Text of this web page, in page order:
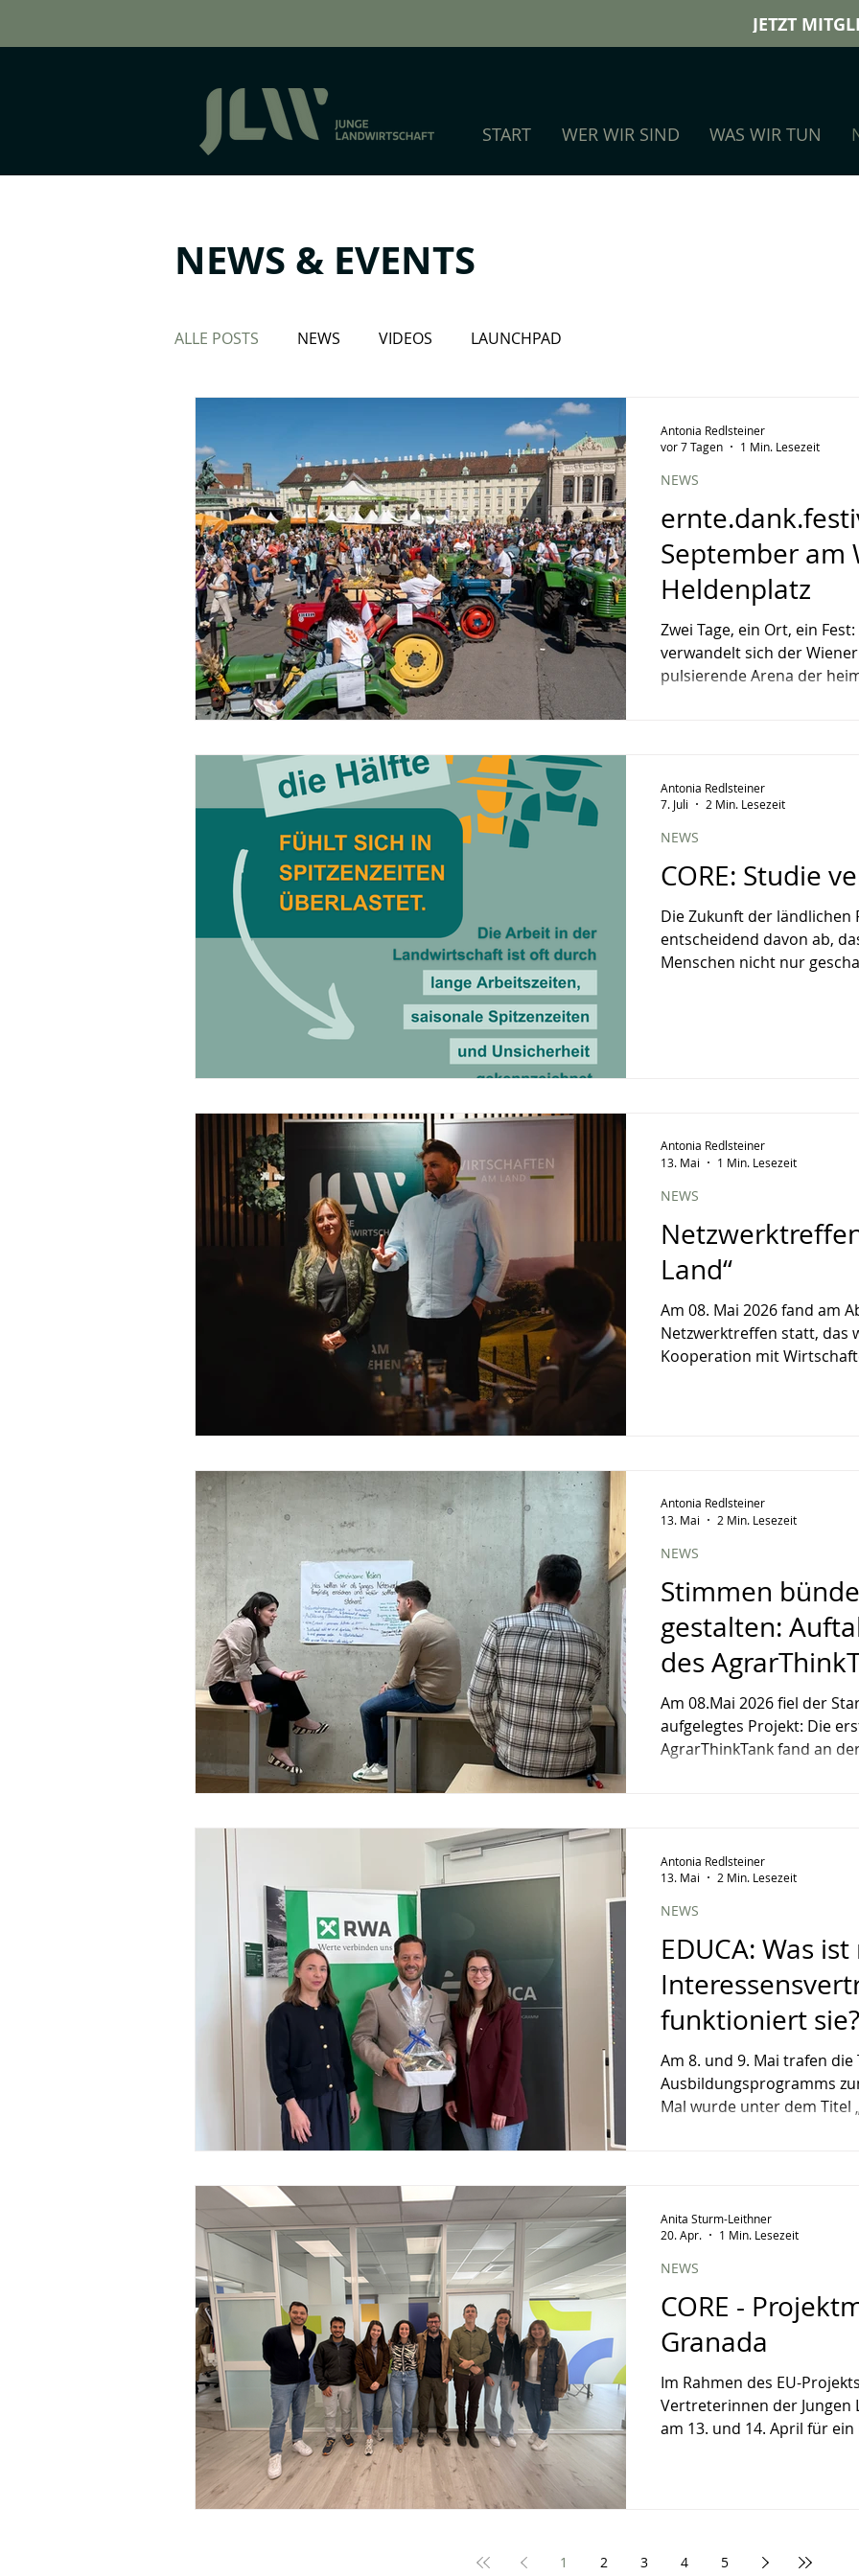
JETZT
START WER WIR SIND WAS WIR TUN
NEWS & EVENTS
ALLE POSTS NEWS VIDEOS LAUNCHPAD
September am
Heldenplatz
Zwei Tage, ein Ort, ein
verwandelt sich der
pulsierende Arena der
das Fest für Jung und Alt im
Bundeshauptstadt. Der
bewegt Von
NEWS
Antonia Redlsteiner
vor 7 Tagen
1 Min. Lesezeit
CORE: Studie
Die Zukunft der ländlichen
entscheidend davon ab,
Menschen nicht nur
NEWS
Antonia Redlsteiner
7. Juli
2 Min. Lesezeit
Land“
Am 08. Mai 2026 fand am
Netzwerktreffen statt, das
Kooperation mit
Thomas Kaser von der
in einem spannenden
NEWS
Antonia Redlsteiner
13. Mai
1 Min. Lesezeit
Stimmen
gestalten:
des
Am 08.Mai 2026 fiel der
aufgelegtes Projekt: Die
AgrarThinkTank fand an
Landwirtschaft entscheidet
entscheidet sich jetzt. Und
allem dort, wo junge
NEWS
Antonia Redlsteiner
13. Mai
2 Min. Lesezeit
EDUCA: Was
funktioniert
auf Modul 8
Am 8. und 9. Mai trafen die
Ausbildungsprogramms
Mal wurde unter dem Titel
und zeigen, wie wichtig es
einzustehen und wie
die österreichische
NEWS
Antonia Redlsteiner
13. Mai
2 Min. Lesezeit
CORE -
Granada
Im Rahmen des EU-
Vertreterinnen der
am 13. und 14. April für
Zukunftsperspektiven
NEWS
Anita Sturm-Leithner
20. Apr.
1 Min. Lesezeit
1 2 3 4 5